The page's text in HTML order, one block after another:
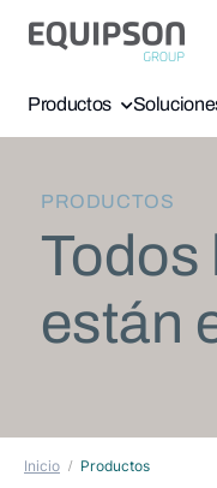
Productos
PRODUCTOS
Todos
están
Inicio Productos